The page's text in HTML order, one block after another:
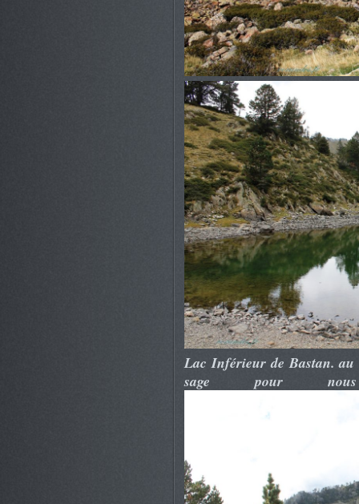
Lac Inférieur de Bastan.
sage pour